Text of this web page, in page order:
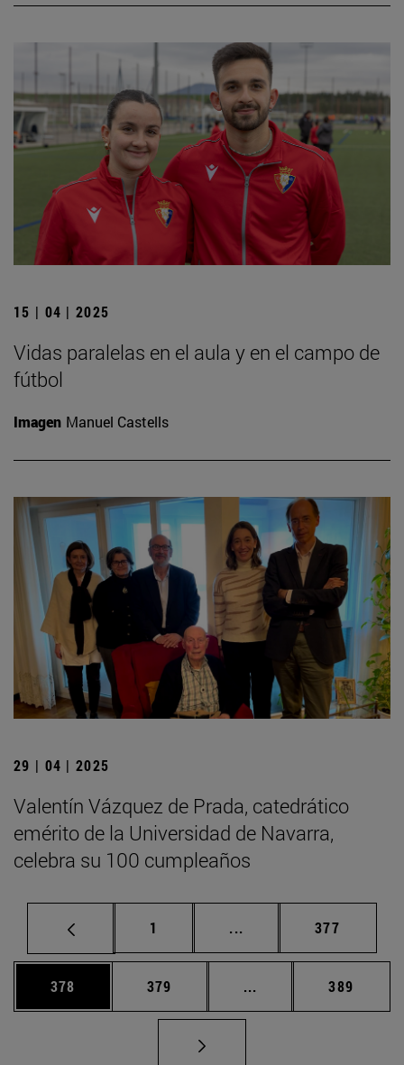
15 | 04 | 2025
Vidas paralelas en el aula y en el campo de
fútbol
Imagen Manuel Castells
29 | 04 | 2025
Valentín Vázquez de Prada, catedrático
emérito de la Universidad de Navarra,
celebra su 100 cumpleaños
Página
1 ... Páginas intermedias
Página
377
Página
378 Página
379 ... Páginas intermedias
Página
389